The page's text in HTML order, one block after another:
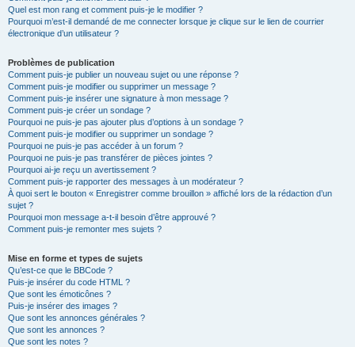
Quel est mon rang et comment puis-je le modifier ?
Pourquoi m’est-il demandé de me connecter lorsque je clique sur le lien de courrier
électronique d’un utilisateur ?
Problèmes de publication
Comment puis-je publier un nouveau sujet ou une réponse ?
Comment puis-je modifier ou supprimer un message ?
Comment puis-je insérer une signature à mon message ?
Comment puis-je créer un sondage ?
Pourquoi ne puis-je pas ajouter plus d’options à un sondage ?
Comment puis-je modifier ou supprimer un sondage ?
Pourquoi ne puis-je pas accéder à un forum ?
Pourquoi ne puis-je pas transférer de pièces jointes ?
Pourquoi ai-je reçu un avertissement ?
Comment puis-je rapporter des messages à un modérateur ?
À quoi sert le bouton « Enregistrer comme brouillon » affiché lors de la rédaction d’un
sujet ?
Pourquoi mon message a-t-il besoin d’être approuvé ?
Comment puis-je remonter mes sujets ?
Mise en forme et types de sujets
Qu’est-ce que le BBCode ?
Puis-je insérer du code HTML ?
Que sont les émoticônes ?
Puis-je insérer des images ?
Que sont les annonces générales ?
Que sont les annonces ?
Que sont les notes ?